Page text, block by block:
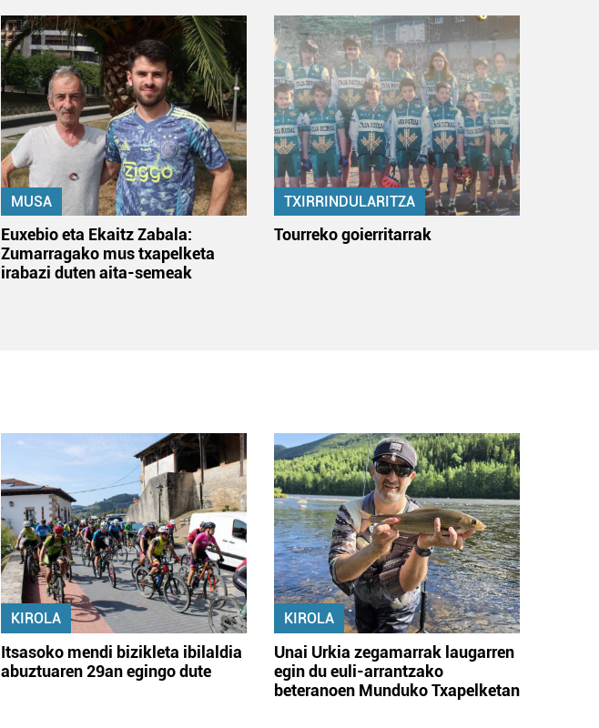
MUSA
Euxebio eta Ekaitz Zabala:
Zumarragako mus txapelketa
irabazi duten aita-semeak
TXIRRINDULARITZA
Tourreko goierritarrak
KIROLA
Itsasoko mendi bizikleta ibilaldia
abuztuaren 29an egingo dute
KIROLA
Unai Urkia zegamarrak laugarren
egin du euli-arrantzako
beteranoen Munduko Txapelketan